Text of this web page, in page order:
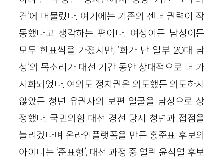
견’에 머물렀다. 여기에는 기존의 젠더 권력이 작
동했다고 생각하는 편이다. 여성이든 남성이든
모두 한표씩을 가졌지만, ‘화가 난 일부 20대 남
성’의 목소리가 대선 기간 동안 상대적으로 더 가
시화되었다. 여의도 정치권은 의도했든 의도하지
않았든 청년 유권자의 보편 얼굴을 남성으로 상
정했다. 국민의힘 대선 경선 당시 청년과 접점을
늘리겠다며 온라인플랫폼을 만든 홍준표 후보의
아이디는 ‘준표형’, 대선 과정 중 열린 윤석열 후보